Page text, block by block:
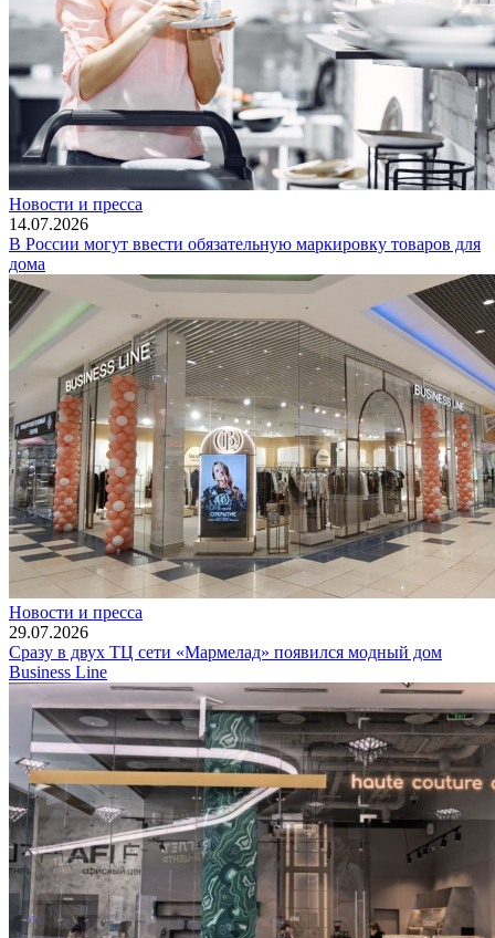
Новости и пресса
14.07.2026
В России могут ввести обязательную маркировку товаров для
дома
Новости и пресса
29.07.2026
Сразу в двух ТЦ сети «Мармелад» появился модный дом
Business Line